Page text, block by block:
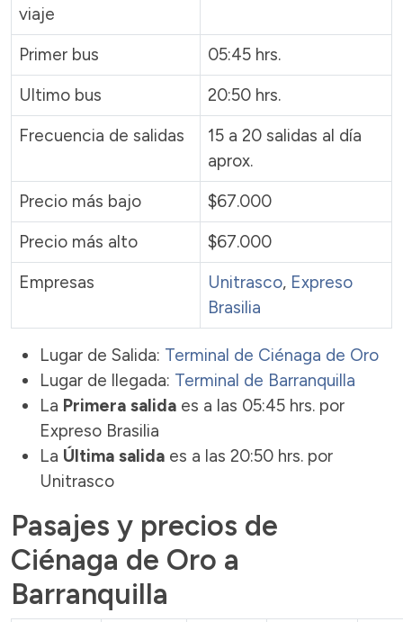
viaje
Primer bus
05:45 hrs.
Ultimo bus
20:50 hrs.
Frecuencia de salidas
15 a 20 salidas al día
aprox.
Precio más bajo
$67.000
Precio más alto
$67.000
Empresas
Unitrasco, Expreso
Brasilia
Lugar de Salida: Terminal de Ciénaga de Oro
Lugar de llegada: Terminal de Barranquilla
La Primera salida es a las 05:45 hrs. por
Expreso Brasilia
La Última salida es a las 20:50 hrs. por
Unitrasco
Pasajes y precios de
Ciénaga de Oro a
Barranquilla